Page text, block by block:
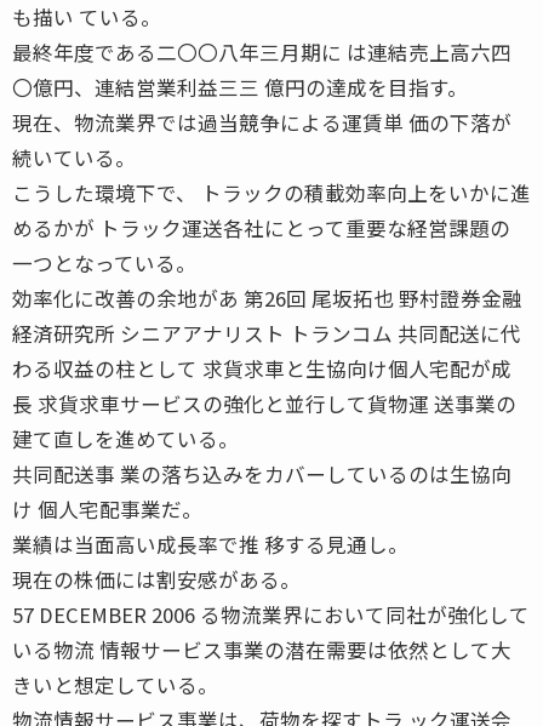
も描い ている。
最終年度である二〇〇八年三月期に は連結売上高六四
〇億円、連結営業利益三三 億円の達成を目指す。
現在、物流業界では過当競争による運賃単 価の下落が
続いている。
こうした環境下で、 トラックの積載効率向上をいかに進
めるかが トラック運送各社にとって重要な経営課題の
一つとなっている。
効率化に改善の余地があ 第26回 尾坂拓也 野村證券金融
経済研究所 シニアアナリスト トランコム 共同配送に代
わる収益の柱として 求貨求車と生協向け個人宅配が成
長 求貨求車サービスの強化と並行して貨物運 送事業の
建て直しを進めている。
共同配送事 業の落ち込みをカバーしているのは生協向
け 個人宅配事業だ。
業績は当面高い成長率で推 移する見通し。
現在の株価には割安感がある。
57 DECEMBER 2006 る物流業界において同社が強化して
いる物流 情報サービス事業の潜在需要は依然として大
きいと想定している。
物流情報サービス事業は、荷物を探すトラ ック運送会